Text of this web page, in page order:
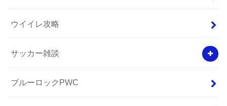
ウイイレ攻略
サッカー雑談
ブルーロックPWC